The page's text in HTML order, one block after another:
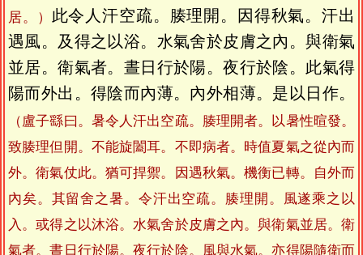
居。） 此令人汗空疏。腠理開。因得秋氣。汗出
遇風。及得之以浴。水氣舍於皮膚之內。與衛氣
並居。衛氣者。晝日行於陽。夜行於陰。此氣得
陽而外出。得陰而內薄。內外相薄。是以日作。
（盧子繇曰。暑令人汗出空疏。腠理開者。以暑性暄發。
致腠理但開。不能旋闔耳。不即病者。時值夏氣之從內而
外。衛氣仗此。猶可捍禦。因遇秋氣。機衡已轉。自外而
內矣。其留舍之暑。令汗出空疏。腠理開。風遂乘之以
入。或得之以沐浴。水氣舍於皮膚之內。與衛氣並居。衛
氣者。晝日行於陽。夜行於陰。風與水氣。亦得陽隨衛而